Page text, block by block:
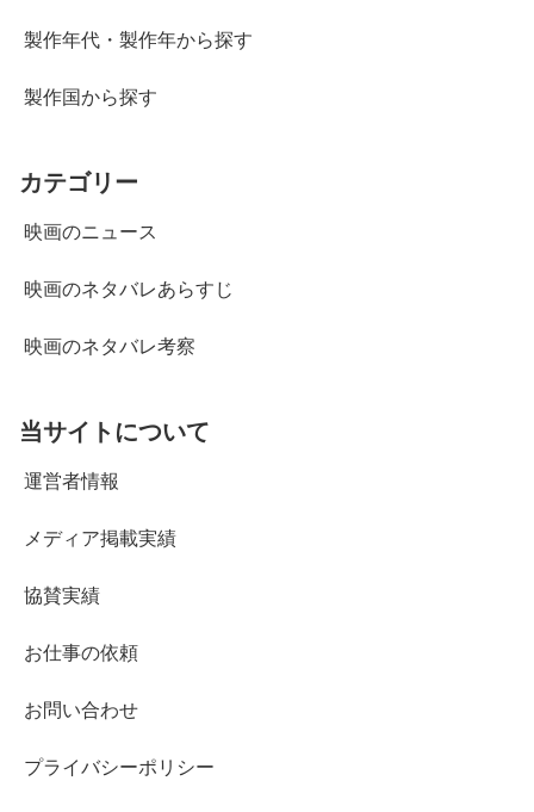
製作年代・製作年から探す
製作国から探す
カテゴリー
映画のニュース
映画のネタバレあらすじ
映画のネタバレ考察
当サイトについて
運営者情報
メディア掲載実績
協賛実績
お仕事の依頼
お問い合わせ
プライバシーポリシー